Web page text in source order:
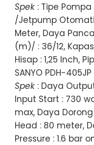
Spek : Tipe
/Jetpump
Meter, Daya
(m)/ : 36/12,
Hisap : 1,25 Inch,
SANYO PDH-405JP
Spek : Daya
Input Start : 730
max, Daya
Head : 80 meter,
Pressure : 1.6 bar